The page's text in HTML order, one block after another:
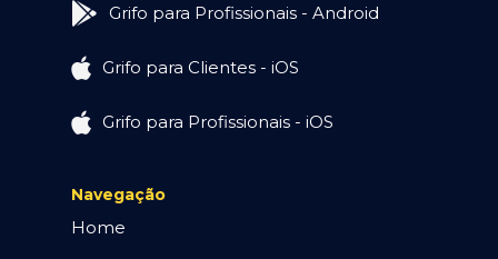
Grifo para Profissionais - Android
Grifo para Clientes - iOS
Grifo para Profissionais - iOS
Navegação
Home